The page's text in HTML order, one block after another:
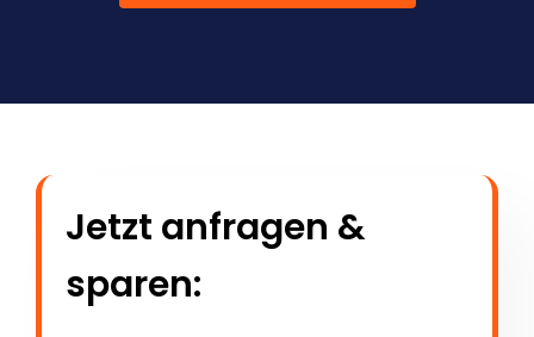
Jetzt anfragen &
sparen: